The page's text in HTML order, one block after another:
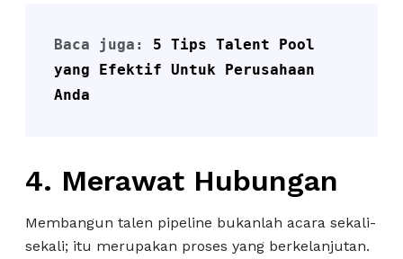
Baca juga: 5 Tips Talent Pool
yang Efektif Untuk Perusahaan
Anda
4. Merawat Hubungan
Membangun talen pipeline bukanlah acara sekali-
sekali; itu merupakan proses yang berkelanjutan.